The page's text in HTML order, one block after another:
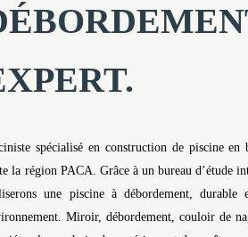
spécialisé en construction de piscine
la région PACA. Grâce à un bureau d’étude
une piscine à débordement,
Miroir, débordement, couloir de